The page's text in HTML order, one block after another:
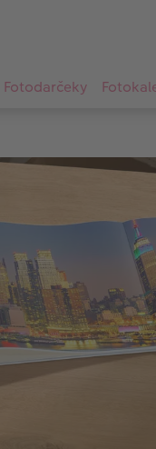
Fotodarčeky